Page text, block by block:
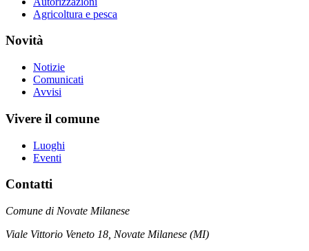
Agricoltura e pesca
Novità
Notizie
Comunicati
Avvisi
Vivere il comune
Luoghi
Eventi
Contatti
Comune di Novate Milanese
Viale Vittorio Veneto 18, Novate Milanese (MI)